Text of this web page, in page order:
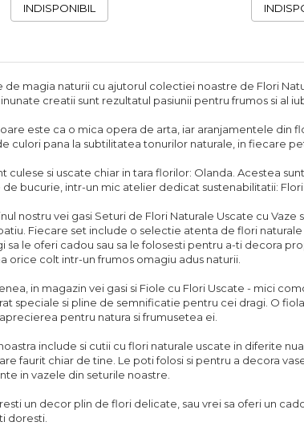
INDISPONIBIL
de magia naturii cu ajutorul colectiei noastre de Flori
creatii sunt rezultatul pasiunii pentru frumos si al
este ca o mica opera de arta, iar aranjamentele din
culori pana la subtilitatea tonurilor naturale, in fiecare
culese si uscate chiar in tara florilor: Olanda. Acestea
de bucurie, intr-un mic atelier dedicat sustenabilitatii:
nostru vei gasi Seturi de Flori Naturale Uscate cu
Fiecare set include o selectie atenta de flori
sa le oferi cadou sau sa le folosesti pentru a-ti decora
orice colt intr-un frumos omagiu adus naturii.
in magazin vei gasi si Fiole cu Flori Uscate - mici
speciale si pline de semnificatie pentru cei dragi. O
pentru natura si frumusetea ei.
include si cutii cu flori naturale uscate in diferite
faurit chiar de tine. Le poti folosi si pentru a decora
in vazele din seturile noastre.
un decor plin de flori delicate, sau vrei sa oferi un
doresti.